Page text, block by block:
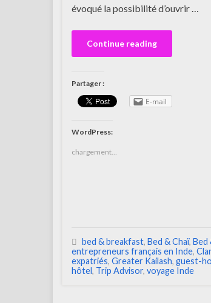
évoqué la possibilité d’ouvrir …
Continue reading
Partager :
E-mail
WordPress:
chargement…
bed & breakfast, Bed & Chaï, Bed
entrepreneurs français en Inde,
expatriés, Greater Kailash, guest-
hôtel, Trip Advisor, voyage Inde